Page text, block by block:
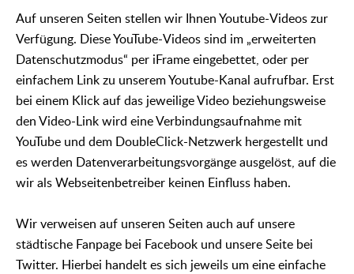
Auf unseren Seiten stellen wir Ihnen Youtube-Videos zur
Verfügung. Diese YouTube-Videos sind im „erweiterten
Datenschutzmodus“ per iFrame eingebettet, oder per
einfachem Link zu unserem Youtube-Kanal aufrufbar. Erst
bei einem Klick auf das jeweilige Video beziehungsweise
den Video-Link wird eine Verbindungsaufnahme mit
YouTube und dem DoubleClick-Netzwerk hergestellt und
es werden Datenverarbeitungsvorgänge ausgelöst, auf die
wir als Webseitenbetreiber keinen Einfluss haben.
Wir verweisen auf unseren Seiten auch auf unsere
städtische Fanpage bei Facebook und unsere Seite bei
Twitter. Hierbei handelt es sich jeweils um eine einfache